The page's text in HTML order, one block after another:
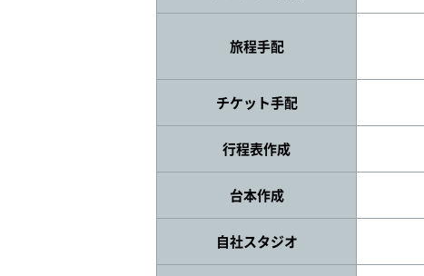
旅程手配
チケット手配
行程表作成
台本作成
自社スタジオ